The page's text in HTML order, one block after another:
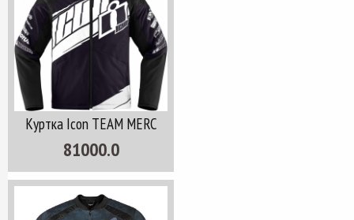
Куртка Icon TEAM MERC
81000.0